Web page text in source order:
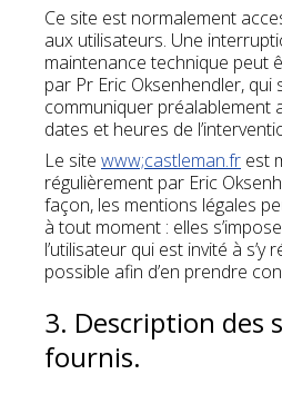
Ce site est normalement
aux utilisateurs. Une
maintenance technique peut
par Pr Eric Oksenhendler, qui
communiquer préalablement
dates et heures de
Le site www;castleman.fr est
régulièrement par Eric
façon, les mentions légales
à tout moment : elles
l’utilisateur qui est invité à
possible afin d’en prendre
3. Description des
fournis.